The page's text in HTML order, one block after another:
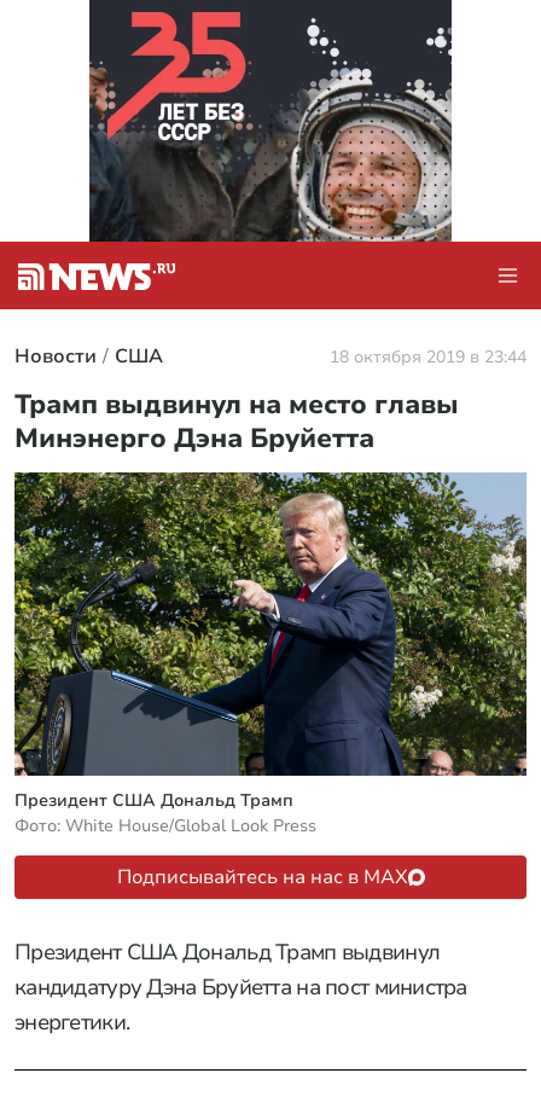
Новости США 18 октября 2019 в 23:44
Трамп выдвинул на место главы
Минэнерго Дэна Бруйетта
Президент США Дональд Трамп
Фото: White House/Global Look Press
Подписывайтесь на нас в MAX
Президент США Дональд Трамп выдвинул
кандидатуру Дэна Бруйетта на пост министра
энергетики.